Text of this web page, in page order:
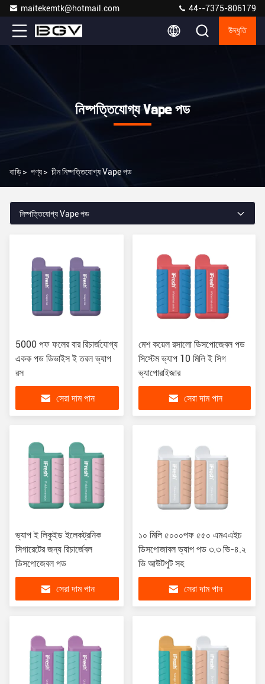
maitekemtk@hotmail.com 44--7375-806179
উদ্ধৃতি
নিষ্পত্তিযোগ্য Vape পড
বাড়ি> পণ্য> চীন নিষ্পত্তিযোগ্য Vape পড
নিষ্পত্তিযোগ্য Vape পড
5000 পফ ফলের বার রিচার্জযোগ্য
একক পড ডিভাইস ই তরল ভ্যাপ
রস
সেরা দাম পান
মেশ কয়েল রসালো ডিসপোজেবল পড
সিস্টেম ভ্যাপ 10 মিলি ই সিগ
ভ্যাপোরাইজার
সেরা দাম পান
ভ্যাপ ই লিকুইড ইলেকট্রনিক
সিগারেটের জন্য রিচার্জেবল
ডিসপোজেবল পড
সেরা দাম পান
১০ মিলি ৫০০০পফ ৫৫০ এমএএইচ
ডিসপোজাবল ভ্যাপ পড ৩.৩ ভি-৪.২
ভি আউটপুট সহ
সেরা দাম পান